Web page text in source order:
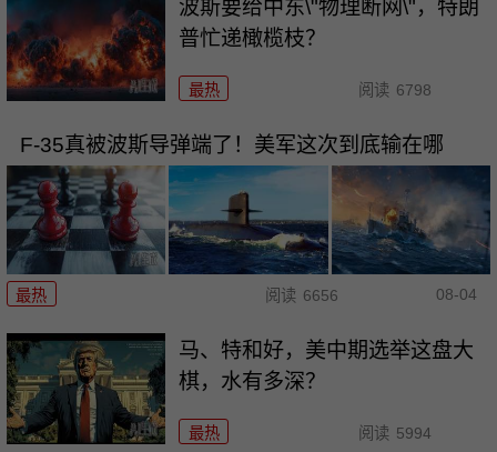
波斯要给中东\"物理断网\"，特朗
普忙递橄榄枝？
最热 阅读 6798
F-35真被波斯导弹端了！美军这次到底输在哪
最热 阅读 6656 08-04
马、特和好，美中期选举这盘大
棋，水有多深？
最热 阅读 5994